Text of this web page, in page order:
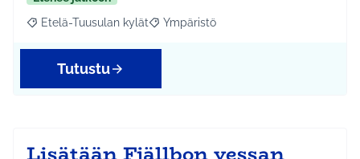
Rajaa tulokset aihepiirin mukaan: Etelä-Tuusulan kylät
Etelä-Tuusulan kylät Rajaa tulokset teeman mukaan:
Ympäristö
Tutustu